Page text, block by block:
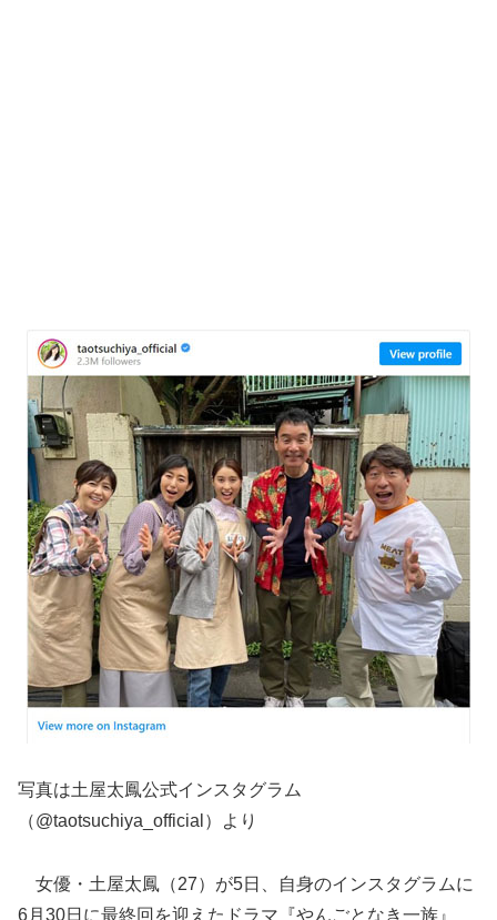
写真は土屋太鳳公式インスタグラム
（@taotsuchiya_official）より
女優・土屋太鳳（27）が5日、自身のインスタグラムに
6月30日に最終回を迎えたドラマ『やんごとなき一族』